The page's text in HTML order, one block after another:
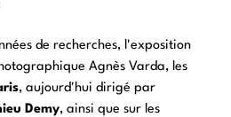
de recherches, l'exposition
Agnès Varda, les
, aujourd'hui dirigé par
Demy, ainsi que sur les